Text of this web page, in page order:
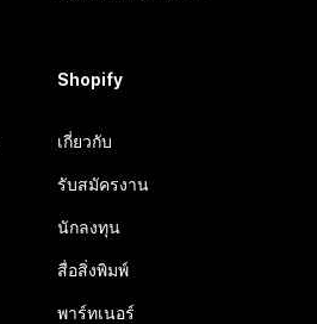
Shopify
เกี่ยวกับ
รับสมัครงาน
นักลงทุน
สื่อสิ่งพิมพ์
พาร์ทเนอร์